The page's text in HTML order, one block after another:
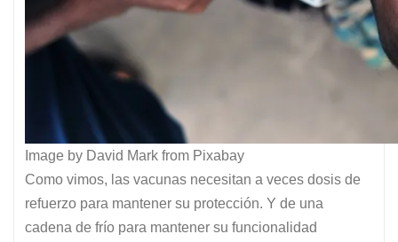
Image by David Mark from Pixabay
Como vimos, las vacunas necesitan a veces dosis de
refuerzo para mantener su protección. Y de una
cadena de frío para mantener su funcionalidad